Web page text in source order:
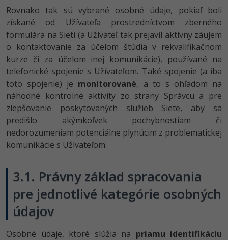
Rovnako tak sú vybrané osobné údaje, pokiaľ boli
získané od Užívateľa prostredníctvom zberného
formulára na Sieti (a Užívateľ tak prejavil aktívny záujem
o kontaktovanie za účelom štúdia v rekvalifikačnom
kurze či za účelom inej komunikácie), používané na
telefonické spojenie s Užívateľom. Také spojenie (a iba
toto spojenie) je monitorované, a to s ohľadom na
náhodné kontrolné aktivity zo strany Správcu a pre
zlepšovanie poskytovaných služieb Siete, aby sa
predišlo akýmkoľvek pochybnostiam či
nedorozumeniam potenciálne plynúcim z problematickej
komunikácie s Užívateľom.
3.1. Právny základ spracovania
pre jednotlivé kategórie osobných
údajov
Osobné údaje, ktoré slúžia na priamu identifikáciu